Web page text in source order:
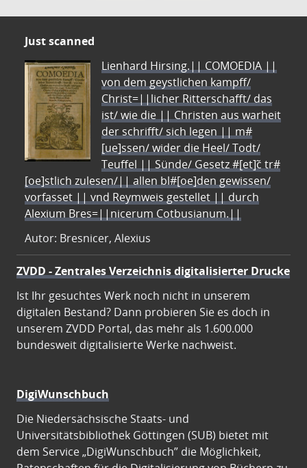
Just scanned
Lienhard Hirsing.|| COMOEDIA ||
von dem geystlichen kampff/
Christ=||licher Ritterschafft/ das
ist/ wie die || Christen aus warheit
der schrifft/ sich legen || m#
[ue]ssen/ wider die Heel/ Todt/
Teuffel || Sünde/ Gesetz #[et]c̃ tr#
[oe]stlich zulesen/|| allen bl#[oe]den gewissen/
vorfasset || vnd Reymweis gestellet || durch
Alexium Bres=||nicerum Cotbusianum.||
Autor: Bresnicer, Alexius
ZVDD - Zentrales Verzeichnis digitalisierter Drucke
Ist Ihr gesuchtes Werk noch nicht in unserem
digitalen Bestand? Dann probieren Sie es doch in
unserem ZVDD Portal, das mehr als 1.600.000
bundesweit digitalisierte Werke nachweist.
DigiWunschbuch
Die Niedersächsische Staats- und
Universitätsbibliothek Göttingen (SUB) bietet mit
dem Service „DigiWunschbuch” die Möglichkeit,